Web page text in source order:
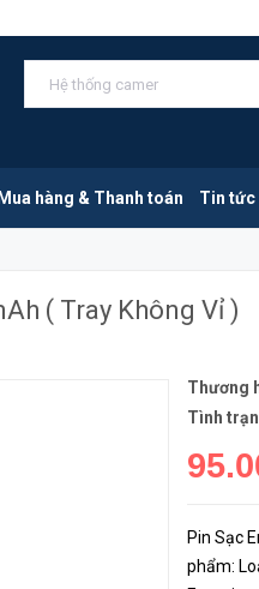
Mua hàng & Thanh toán Tin tức
( Tray Không Vỉ )
Thương
Tình
Pin Sạc
phẩm: Loại pin: Pin sạc / NiMH. Hãng: Energizer (USA). Model:
Không Vỉ )